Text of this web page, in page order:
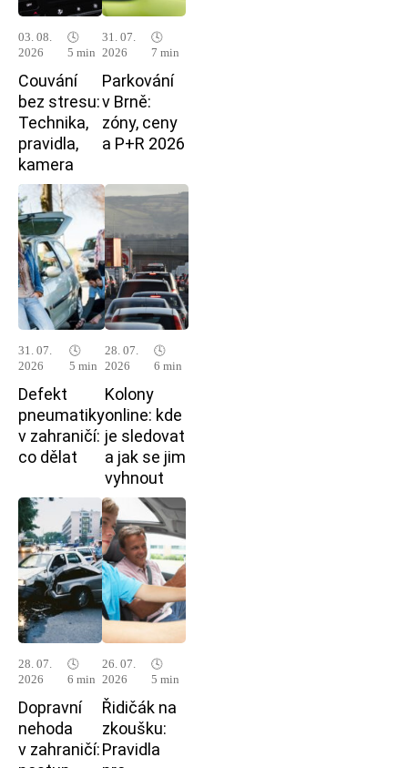
03. 08.
2026
🕓
5 min
Couvání
bez stresu:
Technika,
pravidla,
kamera
31. 07.
2026
🕓
7 min
Parkování
v Brně:
zóny, ceny
a P+R 2026
31. 07.
2026
🕓
5 min
Defekt
pneumatiky
v zahraničí:
co dělat
28. 07.
2026
🕓
6 min
Kolony
online: kde
je sledovat
a jak se jim
vyhnout
28. 07.
2026
🕓
6 min
Dopravní
nehoda
v zahraničí:
26. 07.
2026
🕓
5 min
Řidičák na
zkoušku:
Pravidla